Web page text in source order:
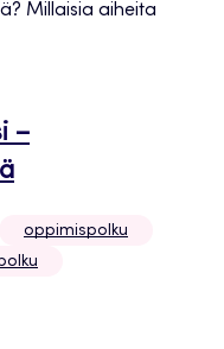
Millaisia aiheita
–
oppimispolku